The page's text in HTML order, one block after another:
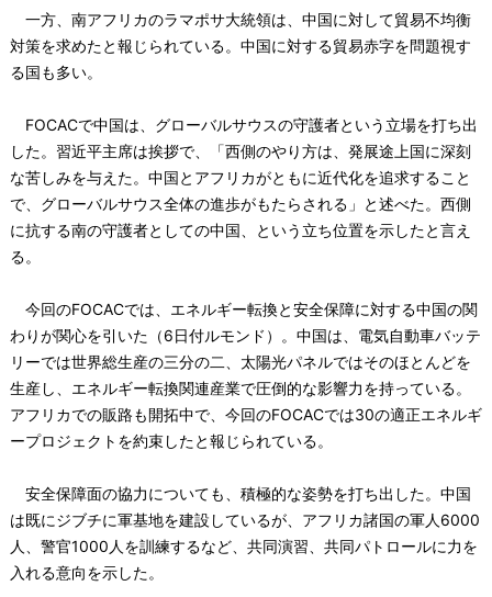
一方、南アフリカのラマポサ大統領は、中国に対して貿易不均衡
対策を求めたと報じられている。中国に対する貿易赤字を問題視す
る国も多い。
FOCACで中国は、グローバルサウスの守護者という立場を打ち出
した。習近平主席は挨拶で、「西側のやり方は、発展途上国に深刻
な苦しみを与えた。中国とアフリカがともに近代化を追求すること
で、グローバルサウス全体の進歩がもたらされる」と述べた。西側
に抗する南の守護者としての中国、という立ち位置を示したと言え
る。
今回のFOCACでは、エネルギー転換と安全保障に対する中国の関
わりが関心を引いた（6日付ルモンド）。中国は、電気自動車バッテ
リーでは世界総生産の三分の二、太陽光パネルではそのほとんどを
生産し、エネルギー転換関連産業で圧倒的な影響力を持っている。
アフリカでの販路も開拓中で、今回のFOCACでは30の適正エネルギ
ープロジェクトを約束したと報じられている。
安全保障面の協力についても、積極的な姿勢を打ち出した。中国
は既にジブチに軍基地を建設しているが、アフリカ諸国の軍人6000
人、警官1000人を訓練するなど、共同演習、共同パトロールに力を
入れる意向を示した。